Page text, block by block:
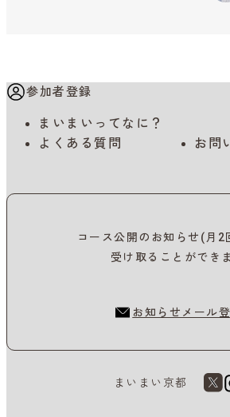
参加者登録
まいまいってなに？
よくある質問
お問
コース公開のお知らせ(月2
受け取ることができ
お知らせメール
まいまい京都